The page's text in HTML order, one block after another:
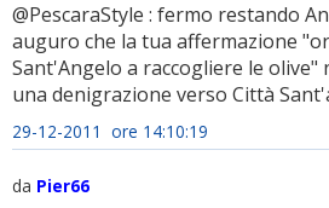
@PescaraStyle : fermo restando
auguro che la tua affermazione
Sant'Angelo a raccogliere le olive"
una denigrazione verso Città
29-12-2011 ore 14:10:19
da Pier66